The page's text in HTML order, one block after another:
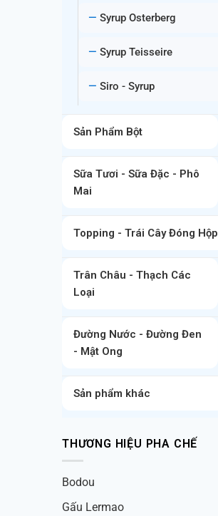
Syrup Osterberg
Syrup Teisseire
Siro - Syrup
Sản Phẩm Bột
Sữa Tươi - Sữa Đặc - Phô
Mai
Topping - Trái Cây Đóng Hộp
Trân Châu - Thạch Các
Loại
Đường Nước - Đường Đen
- Mật Ong
Sản phẩm khác
THƯƠNG HIỆU PHA CHẾ
Bodou
Gấu Lermao